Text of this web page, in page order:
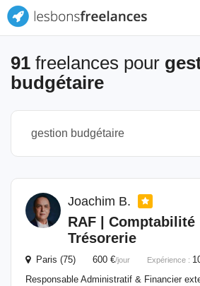
91 freelances pour
budgétaire
Joachim B.
RAF | Comptabilité |
Trésorerie
Paris (75) 600 €/jour Expérience :
Responsable Administratif & Financier